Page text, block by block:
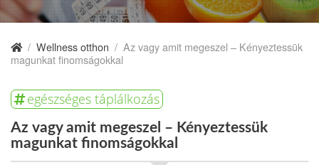
/ Wellness otthon / Az vagy amit megeszel – Kényeztessük
magunkat finomságokkal
egészséges táplálkozás
Az vagy amit megeszel – Kényeztessük
magunkat finomságokkal